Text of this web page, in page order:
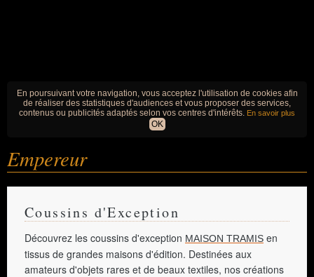
En poursuivant votre navigation, vous acceptez l'utilisation de cookies afin
de réaliser des statistiques d'audiences et vous proposer des services,
contenus ou publicités adaptés selon vos centres d'intérêts. En savoir plus
OK
Empereur
Coussins d'Exception
Découvrez les coussins d'exception MAISON TRAMIS en
tissus de grandes maisons d'édition. Destinées aux
amateurs d'objets rares et de beaux textiles, nos créations